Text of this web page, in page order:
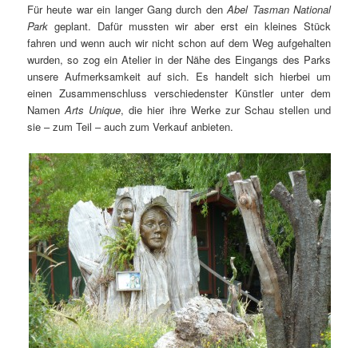
Für heute war ein langer Gang durch denAbel Tasman National
Park geplant. Dafür mussten wir aber erst ein kleines Stück
fahren und wenn auch wir nicht schon auf dem Weg aufgehalten
wurden, so zog ein Atelier in der Nähe des Eingangs des Parks
unsere Aufmerksamkeit auf sich. Es handelt sich hierbei um
einen Zusammenschluss verschiedenster Künstler unter dem
NamenArts Unique, die hier ihre Werke zur Schau stellen und
sie – zum Teil – auch zum Verkauf anbieten.